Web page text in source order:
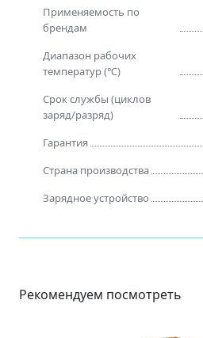
Применяемость по
брендам
Диапазон рабочих
температур (℃)
Срок службы (циклов
заряд/разряд)
Гарантия
Страна производства
Зарядное устройство
Рекомендуем посмотреть